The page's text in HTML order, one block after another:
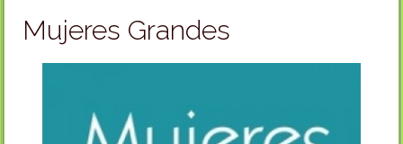
Mujeres Grandes